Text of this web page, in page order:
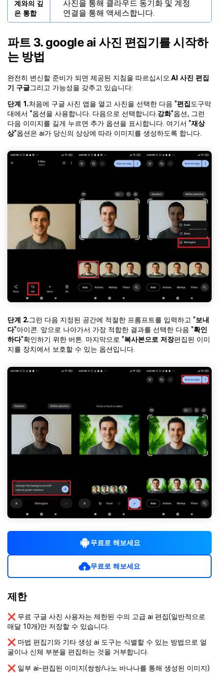
계와의 깊
은 통합
사진을 통해 클라우드 동기화 및 계정
연결을 통해 액세스합니다.
파트 3. google ai 사진 편집기를 시작하
는 방법
완전히 변신할 준비가 되면 제공된 지침을 따르십시오.AI 사진 편집
기 구글그리고 가능성을 갖추고 있습니다:
단계 1.처음에 구글 사진 앱을 열고 사진을 선택한 다음 "편집 도구막
대에서 "옵션을 사용합니다. 다음으로 선택합니다.강화"옵션, 그런
다음 이미지를 길게 누르면 추가 옵션을 표시합니다. 여기서 "재상
상"옵션은 ai가 당신의 상상에 따라 이미지를 생성하도록 합니다.
단계 2.그런 다음 지정된 공간에 적절한 프롬프트를 입력하고 "보내
다"아이콘. 앞으로 나아가서 가장 적합한 결과를 선택한 다음 "확인
하다"확인하기 위한 버튼. 마지막으로 "복사본으로 저장편집된 이미
지를 장치에서 보호할 수 있는 옵션입니다.
무료로 해보세요
무료로 해보세요
제한
❌ 무료 구글 사진 사용자는 제한된 수의 고급 ai 편집(일반적으로
매달 10개)만 저장할 수 있습니다.
❌ 마법 편집기와 기타 생성 ai 도구는 식별할 수 있는 방법으로 얼
굴이나 신체 부분을 편집하는 것을 거부합니다.
❌ 일부 ai-편집된 이미지(쌍쌍/나노 바나나를 통해 생성된 이미지)